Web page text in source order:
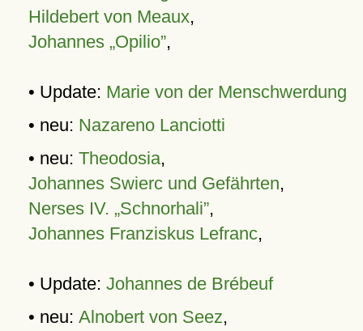
Hildebert von Meaux,
Johannes „Opilio”,
• Update: Marie von der Menschwerdung
• neu: Nazareno Lanciotti
• neu: Theodosia,
Johannes Swierc und Gefährten,
Nerses IV. „Schnorhali”,
Johannes Franziskus Lefranc,
• Update: Johannes de Brébeuf
• neu: Alnobert von Seez,